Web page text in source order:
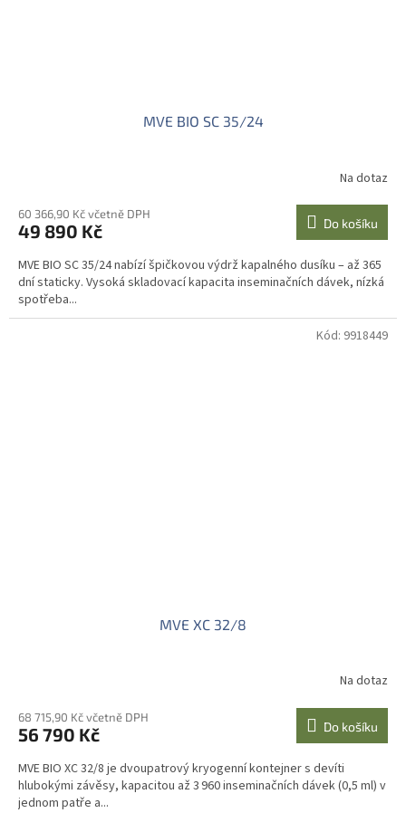
MVE BIO SC 35/24
Na dotaz
60 366,90 Kč včetně DPH
49 890 Kč Do košíku
MVE BIO SC 35/24 nabízí špičkovou výdrž kapalného dusíku – až 365
dní staticky. Vysoká skladovací kapacita inseminačních dávek, nízká
spotřeba...
MVE XC 32/8
Na dotaz
68 715,90 Kč včetně DPH
56 790 Kč Do košíku
MVE BIO XC 32/8 je dvoupatrový kryogenní kontejner s devíti
hlubokými závěsy, kapacitou až 3 960 inseminačních dávek (0,5 ml) v
jednom patře a...
Kód: 9918449